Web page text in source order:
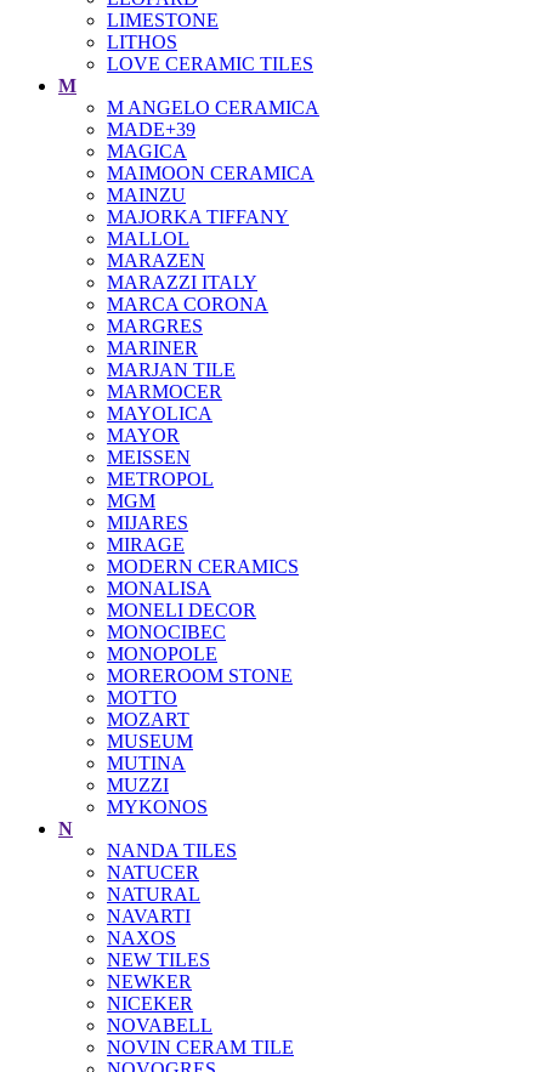
LIMESTONE
LITHOS
LOVE CERAMIC TILES
M
M ANGELO CERAMICA
MADE+39
MAGICA
MAIMOON CERAMICA
MAINZU
MAJORKA TIFFANY
MALLOL
MARAZEN
MARAZZI ITALY
MARCA CORONA
MARGRES
MARINER
MARJAN TILE
MARMOCER
MAYOLICA
MAYOR
MEISSEN
METROPOL
MGM
MIJARES
MIRAGE
MODERN CERAMICS
MONALISA
MONELI DECOR
MONOCIBEC
MONOPOLE
MOREROOM STONE
MOTTO
MOZART
MUSEUM
MUTINA
MUZZI
MYKONOS
N
NANDA TILES
NATUCER
NATURAL
NAVARTI
NAXOS
NEW TILES
NEWKER
NICEKER
NOVABELL
NOVIN CERAM TILE